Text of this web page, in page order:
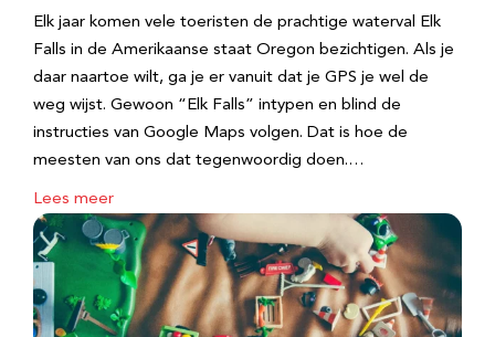
Elk jaar komen vele toeristen de prachtige waterval Elk
Falls in de Amerikaanse staat Oregon bezichtigen. Als je
daar naartoe wilt, ga je er vanuit dat je GPS je wel de
weg wijst. Gewoon “Elk Falls” intypen en blind de
instructies van Google Maps volgen. Dat is hoe de
meesten van ons dat tegenwoordig doen.…
Lees meer